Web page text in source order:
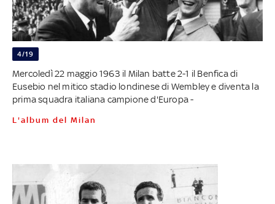
4/19
Mercoledì 22 maggio 1963 il Milan batte 2-1 il Benfica di
Eusebio nel mitico stadio londinese di Wembley e diventa la
prima squadra italiana campione d'Europa -
L'album del Milan